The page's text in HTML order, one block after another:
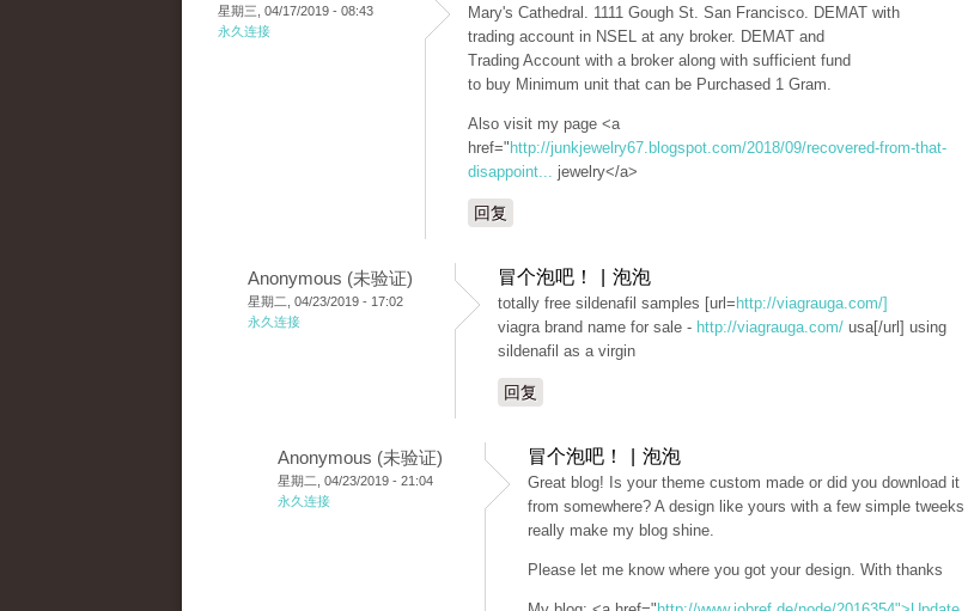
星期三, 04/17/2019 - 08:43
永久连接
Mary's Cathedral. 1111 Gough St. San Francisco. DEMAT with
trading account in NSEL at any broker. DEMAT and
Trading Account with a broker along with sufficient fund
to buy Minimum unit that can be Purchased 1 Gram.
Also visit my page <a
href=" http://junkjewelry67.blogspot.com/2018/09/recovered-from-that-
disappoint... jewelry</a>
回复
Anonymous (未验证)
星期二, 04/23/2019 - 17:02
永久连接
冒个泡吧！ | 泡泡
totally free sildenafil samples [url= http://viagrauga.com/]
viagra brand name for sale - http://viagrauga.com/ usa[/url] using
sildenafil as a virgin
回复
Anonymous (未验证)
星期二, 04/23/2019 - 21:04
永久连接
冒个泡吧！ | 泡泡
Great blog! Is your theme custom made or did you download it
from somewhere? A design like yours with a few simple tweeks
really make my blog shine.
Please let me know where you got your design. With thanks